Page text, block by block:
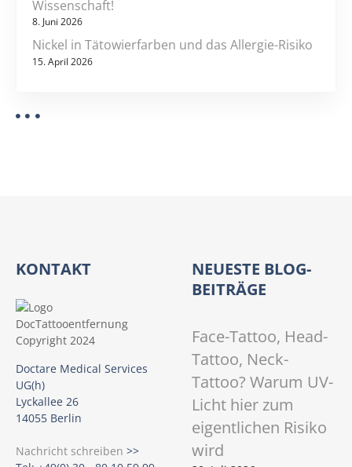
Wissenschaft!
8. Juni 2026
Nickel in Tätowierfarben und das Allergie-Risiko
15. April 2026
KONTAKT
Doctare Medical Services
UG(h)
Lyckallee 26
14055 Berlin
Nachricht schreiben >>
NEUESTE BLOG-
BEITRÄGE
Face-Tattoo, Head-
Tattoo, Neck-
Tattoo? Warum UV-
Licht hier zum
eigentlichen Risiko
wird